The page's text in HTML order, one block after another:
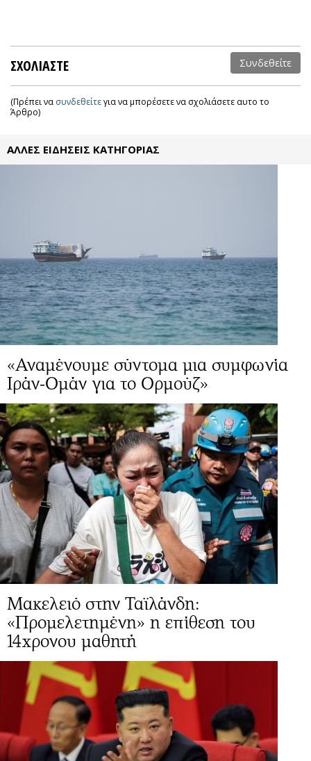
ΣΧΟΛΙΑΣΤΕ Συνδεθείτε
(Πρέπει να συνδεθείτεγια να μπορέσετε να σχολιάσετε αυτο το
Άρθρο)
ΑΛΛΕΣ ΕΙΔΗΣΕΙΣ ΚΑΤΗΓΟΡΙΑΣ
«Αναμένουμε σύντομα μια συμφωνία
Ιράν-Ομάν για το Ορμούζ»
Μακελειό στην Ταϊλάνδη:
«Προμελετημένη» η επίθεση του
14χρονου μαθητή